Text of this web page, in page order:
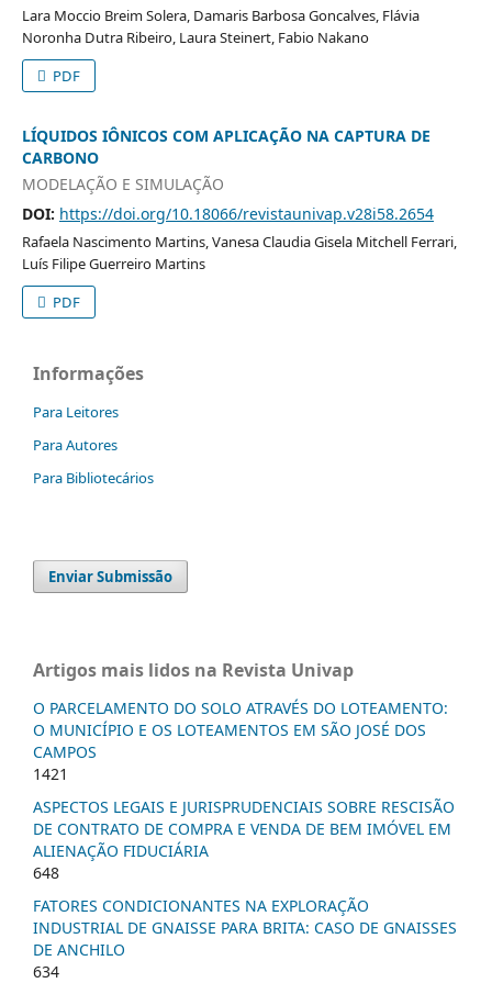
Lara Moccio Breim Solera, Damaris Barbosa Goncalves, Flávia
Noronha Dutra Ribeiro, Laura Steinert, Fabio Nakano
PDF
LÍQUIDOS IÔNICOS COM APLICAÇÃO NA CAPTURA DE
CARBONO
MODELAÇÃO E SIMULAÇÃO
DOI: https://doi.org/10.18066/revistaunivap.v28i58.2654
Rafaela Nascimento Martins, Vanesa Claudia Gisela Mitchell Ferrari,
Luís Filipe Guerreiro Martins
PDF
Informações
Para Leitores
Para Autores
Para Bibliotecários
Enviar Submissão
Artigos mais lidos na Revista Univap
O PARCELAMENTO DO SOLO ATRAVÉS DO LOTEAMENTO:
O MUNICÍPIO E OS LOTEAMENTOS EM SÃO JOSÉ DOS
CAMPOS
1421
ASPECTOS LEGAIS E JURISPRUDENCIAIS SOBRE RESCISÃO
DE CONTRATO DE COMPRA E VENDA DE BEM IMÓVEL EM
ALIENAÇÃO FIDUCIÁRIA
648
FATORES CONDICIONANTES NA EXPLORAÇÃO
INDUSTRIAL DE GNAISSE PARA BRITA: CASO DE GNAISSES
DE ANCHILO
634